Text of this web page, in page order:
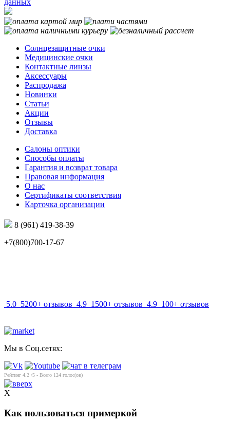
данных
Солнцезащитные очки
Медицинские очки
Контактные линзы
Аксессуары
Распродажа
Новинки
Статьи
Акции
Отзывы
Доставка
Салоны оптики
Способы оплаты
Гарантия и возврат товара
Правовая информация
О нас
Сертификаты соответствия
Карточка организации
8 (961) 419-38-39
+7(800)700-17-67
5.0 5200+ отзывов 4.9 1500+ отзывов 4.9 100+ отзывов
Мы в Соц.сетях:
Рейтинг 4.2 /5 - Всего 124 голос(ов)
X
Как пользоваться примеркой